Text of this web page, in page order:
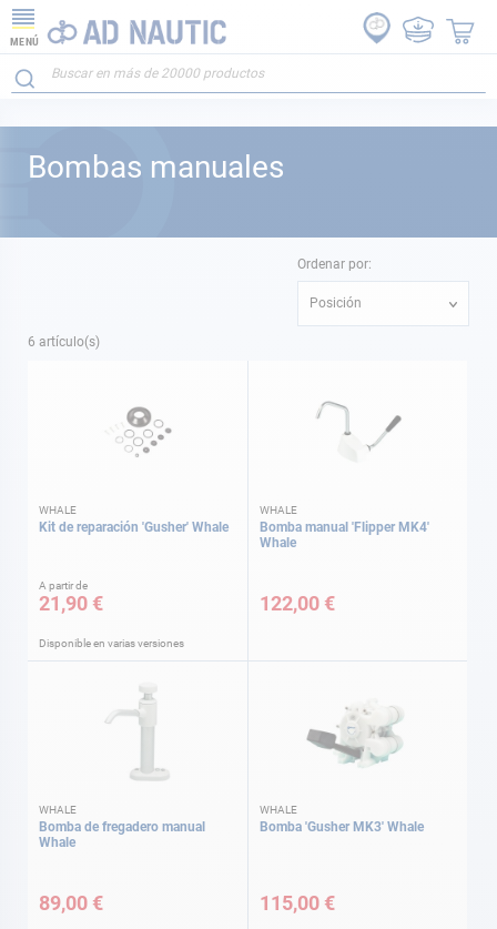
MENÚ
Bombas manuales
6 artículo(s)
Ordenar por:
Posición
WHALE
Kit de reparación 'Gusher' Whale
A partir de
21,90 €
Disponible en varias versiones
WHALE
Bomba manual 'Flipper MK4'
Whale
122,00 €
WHALE
Bomba de fregadero manual
Whale
89,00 €
WHALE
Bomba 'Gusher MK3' Whale
115,00 €